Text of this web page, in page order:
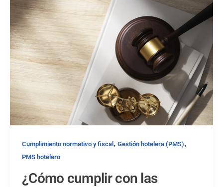
Cumplimiento normativo y fiscal , Gestión hotelera (PMS),
PMS hotelero
¿Cómo cumplir con las